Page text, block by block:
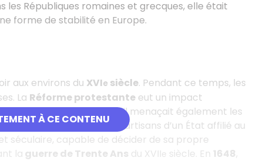
À CE CONTENU
les Républiques romaines et grecques, elle était
forme de stabilité en Europe.
aux environs du XVIe siècle. Pendant ce temps, les
La Réforme protestanteeut un impact
seulement idéologique, il menaçait également les
vit s’affronter les partisans d’un État affilié au
séculaire, capable de décider de sa propre
la guerre de Trente Ans du XVIIe siècle. En 1648,